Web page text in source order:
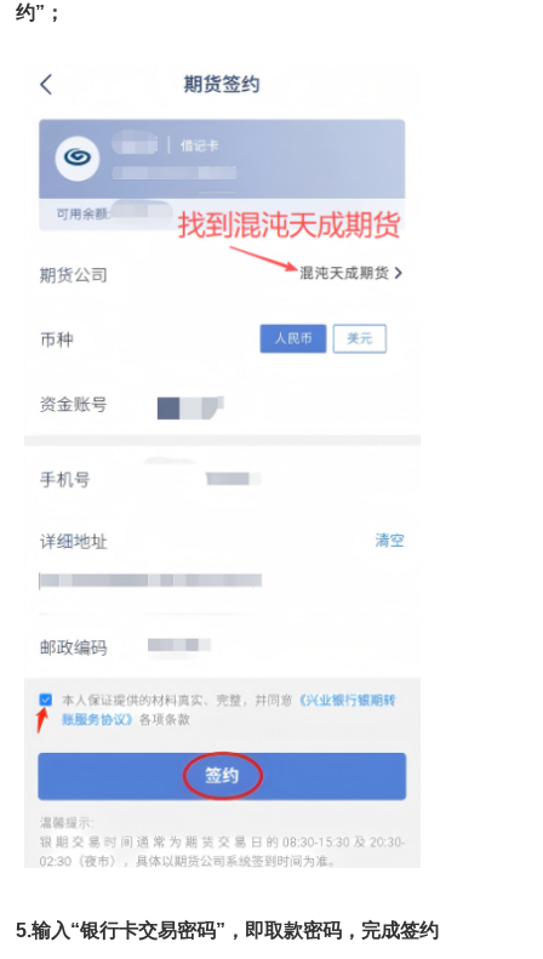
约”；
5.输入“银行卡交易密码”，即取款密码，完成签约